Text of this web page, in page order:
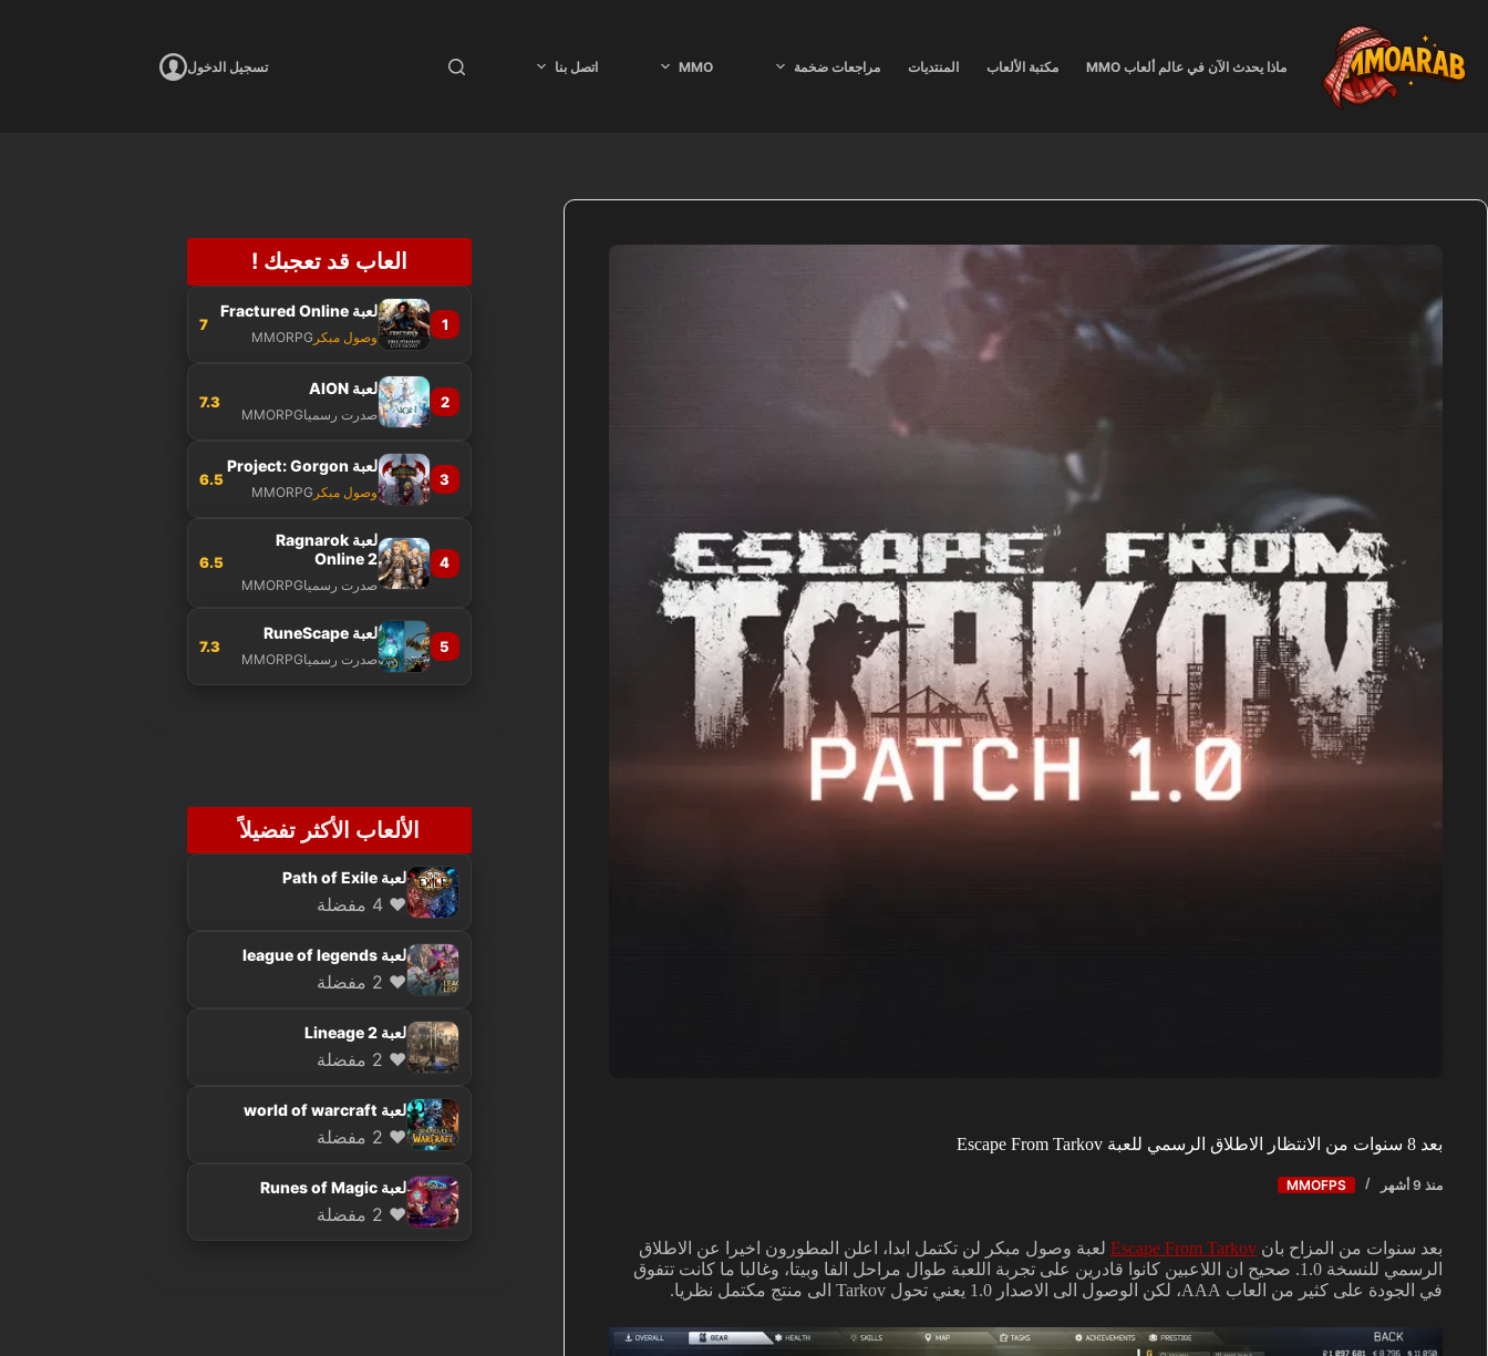
المحتوى
ماذا يحدث الآن في عالم ألعاب MMO مكتبة الألعاب المنتديات مراجعات ضخمة MMO اتصل بنا تسجيل الدخول
بعد 8 سنوات من الانتظار الاطلاق الرسمي للعبة Escape From Tarkov
منذ 9 أشهر MMOFPS
بعد سنوات من المزاح بان Escape From Tarkov لعبة وصول مبكر لن تكتمل ابدا، اعلن المطورون اخيرا عن الاطلاق
الرسمي للنسخة 1.0. صحيح ان اللاعبين كانوا قادرين على تجربة اللعبة طوال مراحل الفا وبيتا، وغالبا ما كانت تتفوق
في الجودة على كثير من العاب AAA، لكن الوصول الى الاصدار 1.0 يعني تحول Tarkov الى منتج مكتمل نظريا.
العاب قد تعجبك !
1
لعبة Fractured Online
وصول مبكر MMORPG
7
2
لعبة AION
صدرت رسمياMMORPG
7.3
3
لعبة Project: Gorgon
وصول مبكر MMORPG
6.5
4
لعبة Ragnarok
Online 2
صدرت رسمياMMORPG
6.5
5
لعبة RuneScape
صدرت رسمياMMORPG
7.3
الألعاب الأكثر تفضيلاً
لعبة Path of Exile
❤️ 4 مفضلة
لعبة league of legends
❤️ 2 مفضلة
لعبة Lineage 2
❤️ 2 مفضلة
لعبة world of warcraft
❤️ 2 مفضلة
لعبة Runes of Magic
❤️ 2 مفضلة